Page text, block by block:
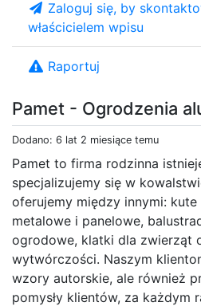
Pamet - Ogrodzenia
Dodano: 6 lat 2 miesiące temu
Pamet to firma rodzinna
specjalizujemy się w
oferujemy między innymi:
metalowe i panelowe,
ogrodowe, klatki dla zwierząt
wytwórczości. Naszym
wzory autorskie, ale również
pomysły klientów, za każdym
Zaloguj się, by
właścicielem wpisu
Raportuj